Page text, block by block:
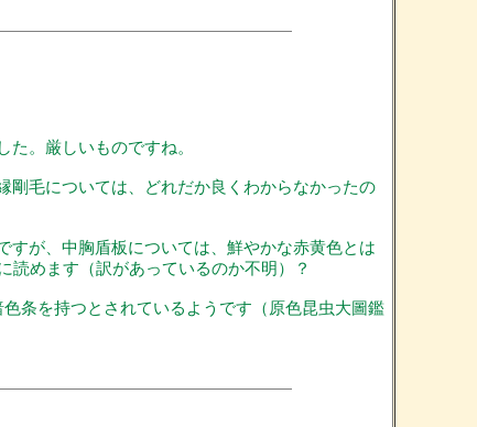
。厳しいものですね。
毛については、どれだか良くわからなかったの
が、中胸盾板については、鮮やかな赤黄色とは
読めます（訳があっているのか不明）？
条を持つとされているようです（原色昆虫大圖鑑